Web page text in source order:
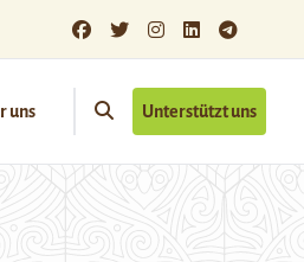
uns Unterstützt uns